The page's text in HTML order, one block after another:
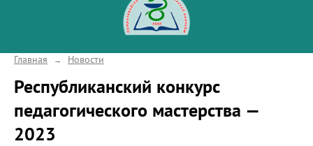
Главная → Новости
Республиканский конкурс
педагогического мастерства —
2023